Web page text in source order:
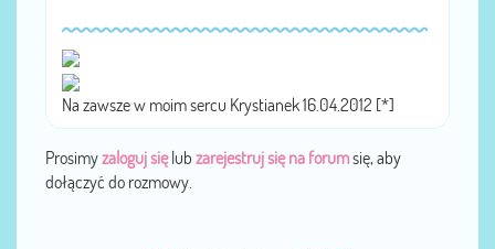
Na zawsze w moim sercu Krystianek 16.04.2012 [*]
Prosimyzaloguj sięlub zarejestruj się na forumsię, aby
dołączyć do rozmowy.